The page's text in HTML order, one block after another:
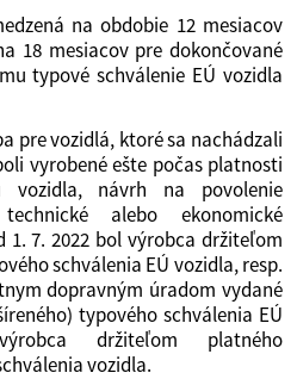
na obdobie 12 mesiacov
18 mesiacov pre dokončované
typové schválenie EÚ vozidla
pre vozidlá, ktoré sa nachádzali
vyrobené ešte počas platnosti
vozidla, návrh na povolenie
alebo ekonomické
1. 7. 2022 bol výrobca držiteľom
schválenia EÚ vozidla, resp.
dopravným úradom vydané
typového schválenia EÚ
držiteľom platného
vozidla.